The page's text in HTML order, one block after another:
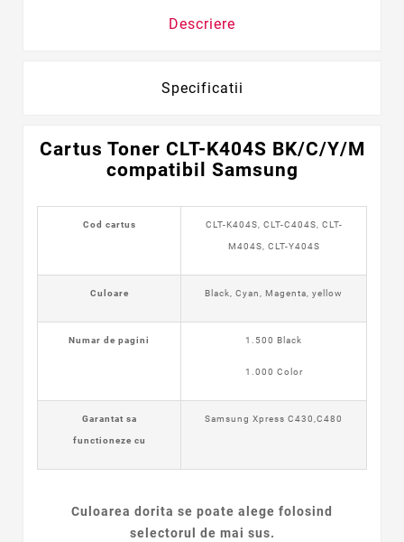
Descriere
Specificatii
Cartus Toner CLT-K404S BK/C/Y/M
compatibil Samsung
Cod cartus CLT-K404S, CLT-C404S, CLT-
M404S, CLT-Y404S
Culoare Black, Cyan, Magenta, yellow
Numar de pagini 1.500 Black
1.000 Color
Garantat sa
functioneze cu
Samsung Xpress C430,C480
Culoarea dorita se poate alege folosind
selectorul de mai sus.